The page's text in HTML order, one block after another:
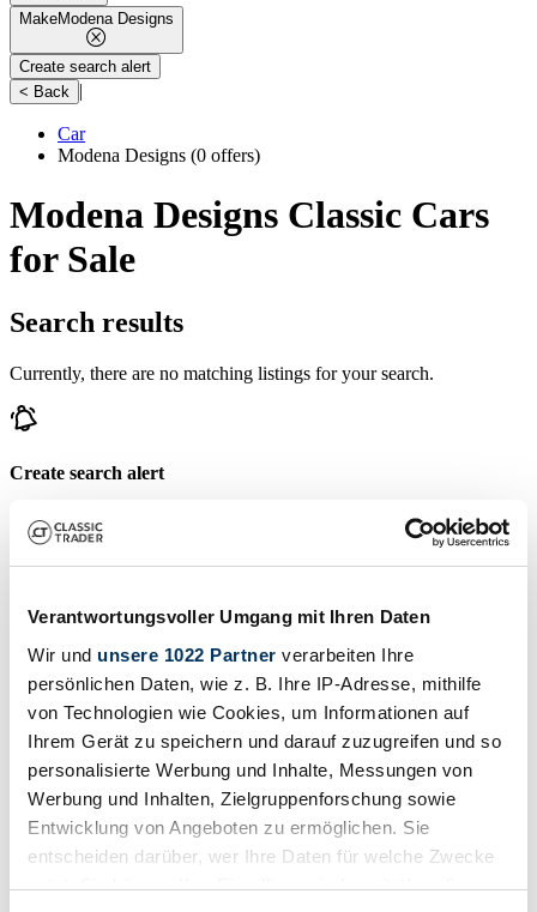
Verantwortungsvoller Umgang mit Ihren Daten
Wir und unsere 1022 Partner verarbeiten Ihre
persönlichen Daten, wie z. B. Ihre IP-Adresse, mithilfe
von Technologien wie Cookies, um Informationen auf
Ihrem Gerät zu speichern und darauf zuzugreifen und so
personalisierte Werbung und Inhalte, Messungen von
Werbung und Inhalten, Zielgruppenforschung sowie
Entwicklung von Angeboten zu ermöglichen. Sie
entscheiden darüber, wer Ihre Daten für welche Zwecke
nutzt. Sie können Ihre Einwilligung jederzeit über die
MakeModena Designs
Create search alert
< Back |
Car
Modena Designs (0 offers)
Modena Designs Classic Cars
for Sale
Search results
Currently, there are no matching listings for your search.
Create search alert
Let yourself be notified as soon as a listing is published that matches
your search filters.
Create listing
Do you have a Modena Designs that you want to sell? Then create a
listing now.
Create listing
Auctions ending soon
View all auctions
Auction